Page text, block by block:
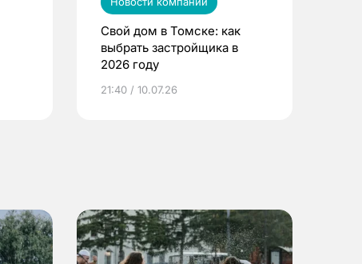
Свой дом в Томске: как
выбрать застройщика в
2026 году
21:40 / 10.07.26